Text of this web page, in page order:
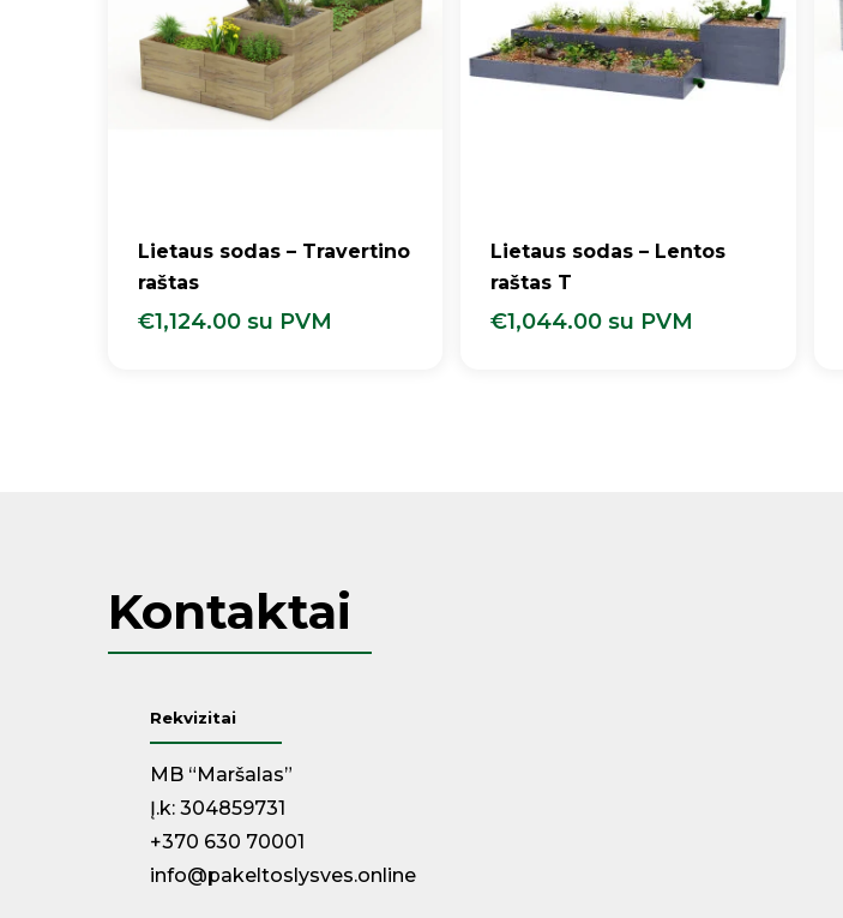
Lietaus sodas – Travertino
raštas
€1,124.00 su PVM
Lietaus sodas – Lentos
raštas T
€1,044.00 su PVM
Kontaktai
Rekvizitai
MB “Maršalas”
Į.k: 304859731
+370 630 70001
info@pakeltoslysves.online